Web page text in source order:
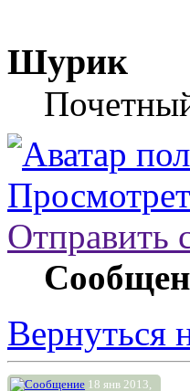
Шурик
Отправить
Вернуться
18 янв 2013,